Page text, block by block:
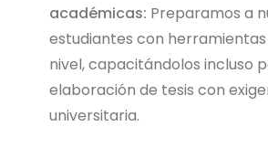
académicas: Preparamos a
estudiantes con
nivel, capacitándolos incluso
elaboración de tesis con
universitaria.